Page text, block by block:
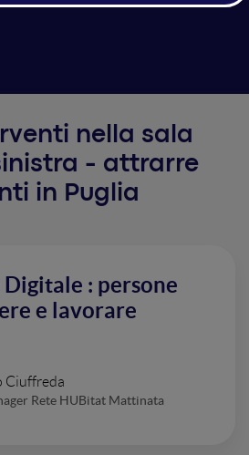
nella sala
- attrarre
in Puglia
Digitale : persone
e lavorare
Ciuffreda
Rete HUBitat Mattinata